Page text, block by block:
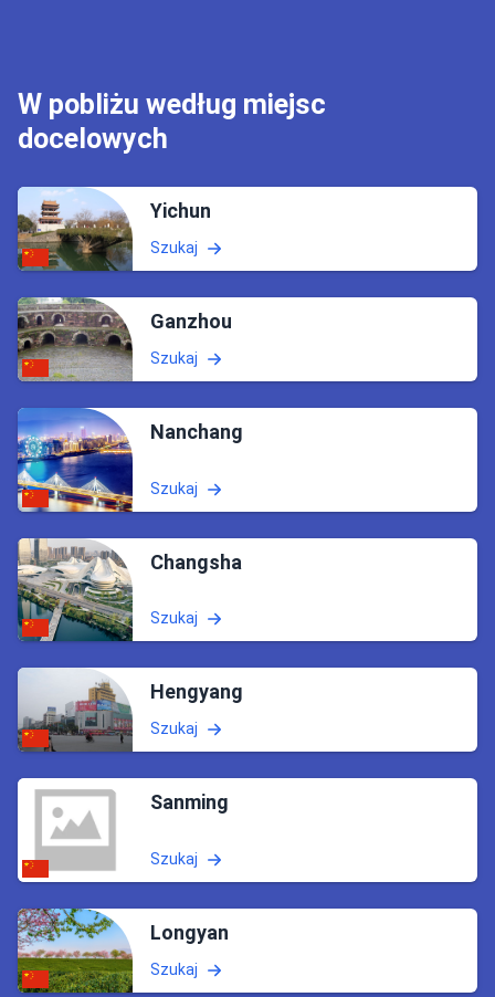
W pobliżu według miejsc
docelowych
Yichun
Szukaj
Ganzhou
Szukaj
Nanchang
Szukaj
Changsha
Szukaj
Hengyang
Szukaj
Sanming
Szukaj
Longyan
Szukaj